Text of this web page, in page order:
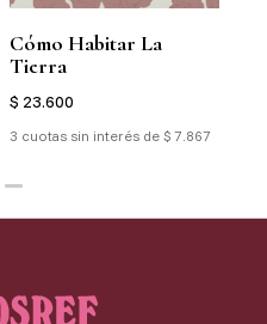
Cómo Habitar La
Tierra
$ 23.600
3 cuotas sin interés de $ 7.867